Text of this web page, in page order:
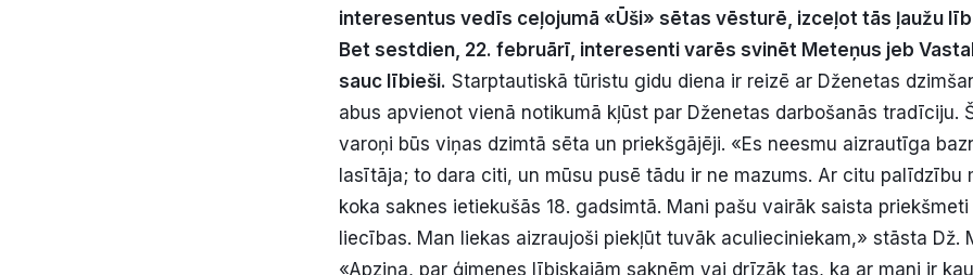
interesentus vedīs ceļojumā «Ūši» sētas vēsturē, izceļot tās ļaužu
Bet sestdien, 22. februārī, interesenti varēs svinēt Meteņus jeb
sauc lībieši. Starptautiskā tūristu gidu diena ir reizē ar Dženetas
abus apvienot vienā notikumā kļūst par Dženetas darbošanās tradīciju.
varoņi būs viņas dzimtā sēta un priekšgājēji. «Es neesmu aizrautīga
lasītāja; to dara citi, un mūsu pusē tādu ir ne mazums. Ar citu palīdzību
koka saknes ietiekušās 18. gadsimtā. Mani pašu vairāk saista
liecības. Man liekas aizraujoši piekļūt tuvāk aculieciniekam,» stāsta Dž.
«Apziņa, par ģimenes lībiskajām saknēm vai drīzāk tas, ka ar mani ir